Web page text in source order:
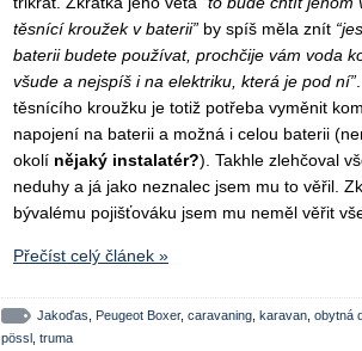
těsnící kroužek v baterii” by spíš měla znít
baterii budete používat, prochčije vám voda
všude a nejspíš i na elektriku, která je pod ní”
těsnícího kroužku je totiž potřeba vyměnit
napojení na baterii a možná i celou baterii
okolí nějaký instalatér?). Takhle zlehčoval
neduhy a já jako neznalec jsem mu to věřil.
bývalému pojišťováku jsem mu neměl věřit
Přečíst celý článek »
Jakoďas Peugeot Boxer, caravaning karavan obytná
pössl truma